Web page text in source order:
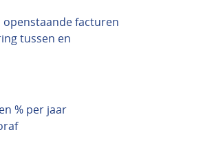
openstaande facturen
tussen en
% per jaar